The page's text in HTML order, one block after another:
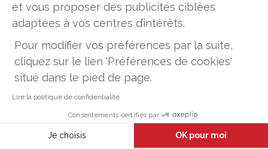
Données personnelles
Mentions legales
Offres d'emploi
Plan du site
Établissement d'enseignement supérieur privé, Association à
but non lucratif
- Tél. : 01 89 71 24 61
69009 Lyon - Tél. : 07 44 09 31 32
ICD Business School Toulouse - 186, route de Grenade - 31700
et vous proposer des publicités ciblées
adaptées à vos centres d’intérêts.
Pour modifier vos préférences par la suite,
cliquez sur le lien 'Préférences de cookies'
situé dans le pied de page.
Lire la politique de confidentialité
Consentements certifiés par
Je choisis OK pour moi